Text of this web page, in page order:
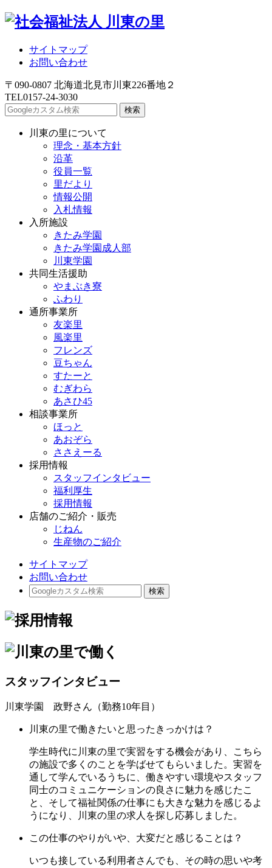
サイトマップ
お問い合わせ
〒090-0807 北海道北見市川東226番地２
TEL0157-24-3030
川東の里について
理念・基本方針
沿革
役員一覧
里だより
情報公開
入札情報
入所施設
きたみ学園
きたみ学園成人部
川東学園
共同生活援助
やまぶき寮
ふわり
通所事業所
友楽里
風楽里
フレンズ
豆ちゃん
すたーと
むぎわら
あさひ45
相談事業所
ほっと
あおぞら
ささえーる
採用情報
スタッフインタビュー
福利厚生
採用情報
店舗のご紹介・販売
じねん
生産物のご紹介
サイトマップ
お問い合わせ
スタッフインタビュー
川東学園 政野さん （勤務10年目）
川東の里で働きたいと思ったきっかけは？
学生時代に川東の里で実習をする機会があり、こちら
の施設で多くのことを学ばせてもらいました。実習を
通して学んでいるうちに、働きやすい環境やスタッフ
同士のコミュニケーションの良さに魅力を感じたこ
と、そして福祉関係の仕事にも大きな魅力を感じるよ
うになり、川東の里の求人を探し応募しました。
この仕事のやりがいや、大変だと感じることは？
いつも接している利用者さんでも、その時の思いや考